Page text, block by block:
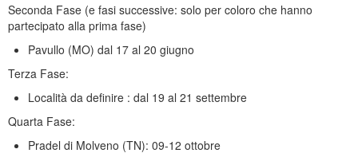
Seconda Fase (e fasi successive: solo per coloro che hanno
partecipato alla prima fase)
Pavullo (MO) dal 17 al 20 giugno
Terza Fase:
Località da definire : dal 19 al 21 settembre
Quarta Fase:
Pradel di Molveno (TN): 09-12 ottobre